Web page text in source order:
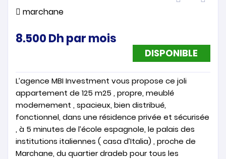
Terrains
marchane
8.500Dhpar mois
DISPONIBLE
L’agence MBI Investment vous propose ce joli
appartement de 125 m25 , propre, meublé
modernement , spacieux, bien distribué,
fonctionnel, dans une résidence privée et sécurisée
, à 5 minutes de l’école espagnole, le palais des
institutions italiennes ( casa d’Italia) , proche de
Marchane, du quartier dradeb pour tous les